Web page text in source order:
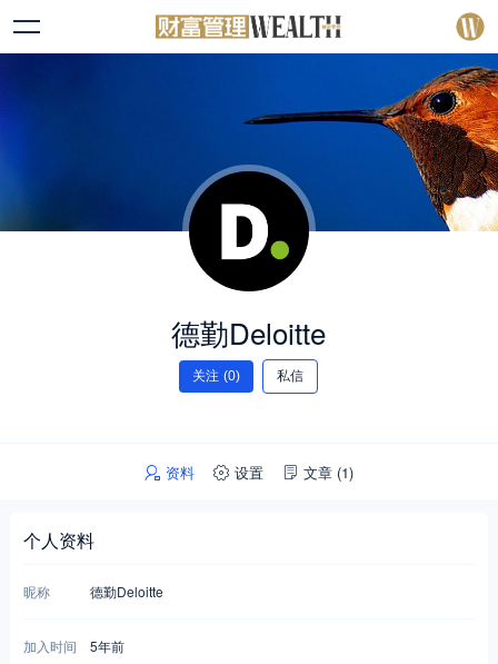
德勤Deloitte
关注 (0) 私信
资料 设置 文章 (1)
个人资料
昵称 德勤Deloitte
加入时间 5年前